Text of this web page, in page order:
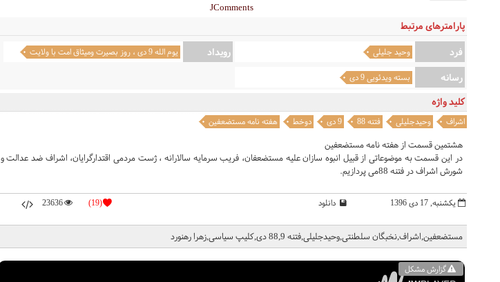
گزارش مشکل
مستضعفین,اشراف,نخبگان سلطنتی,وحیدجلیلی,فتنه 88,9 دی,کلیپ سیاسی,زهرا رهنورد
یکشنبه, 17 دی 1396 دانلود (19)
23636
هشتمین قسمت از هفته نامه مستضعفین
در این قسمت به موضوعاتی از قبیل انبوه سازان علیه مستضعفان، فریب سرمایه سالارانه ، ژست مردمی اقتدارگرایان، اشراف ضد عدالت و
شورش اشراف در فتنه 88می پردازیم.
کلید واژه
اشراف وحیدجلیلی فتنه 88 9 دی دوخط هفته نامه مستضعفین
پارامترهای مرتبط
فرد وحید جلیلی رویداد یوم الله 9 دی ، روز بصيرت وميثاق امت با ولايت
رسانه بسته ویدئویی 9 دی
JComments